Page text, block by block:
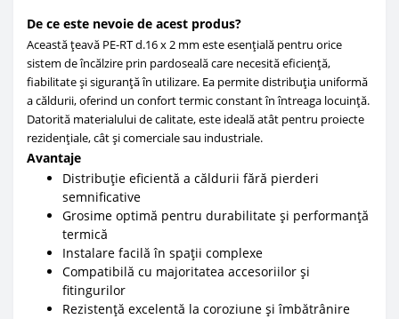
De ce este nevoie de acest produs?
Această țeavă PE-RT d.16 x 2 mm este esențială pentru orice
sistem de încălzire prin pardoseală care necesită eficiență,
fiabilitate și siguranță în utilizare. Ea permite distribuția uniformă
a căldurii, oferind un confort termic constant în întreaga locuință.
Datorită materialului de calitate, este ideală atât pentru proiecte
rezidențiale, cât și comerciale sau industriale.
Avantaje
Distribuție eficientă a căldurii fără pierderi
semnificative
Grosime optimă pentru durabilitate și performanță
termică
Instalare facilă în spații complexe
Compatibilă cu majoritatea accesoriilor și
fitingurilor
Rezistență excelentă la coroziune și îmbătrânire